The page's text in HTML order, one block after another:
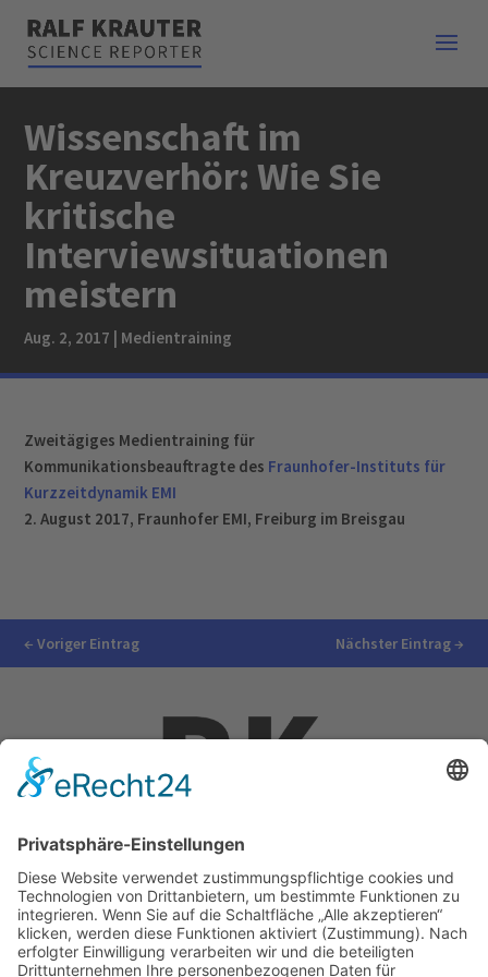
Wissenschaft im
Kreuzverhör: Wie Sie
kritische
Interviewsituationen
meistern
Aug. 2, 2017 | Medientraining
Zweitägiges Medientraining für
Kommunikationsbeauftragte des Fraunhofer-Instituts für
Kurzzeitdynamik EMI
2. August 2017, Fraunhofer EMI, Freiburg im Breisgau
←Voriger Eintrag Nächster Eintrag→
Impressum
Ralf Krauter – Science Reporter
Mehlemer Str. 15, 50968 Köln
USt-IdNr.: DE258510696